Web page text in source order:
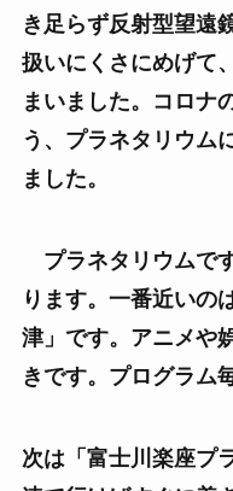
き足らず反射型望遠
扱いにくさにめげて
まいました。コロナ
う、プラネタリウム
ました。
プラネタリウムで
ります。一番近いの
津」です。アニメや
きです。プログラム
次は「富士川楽座プ